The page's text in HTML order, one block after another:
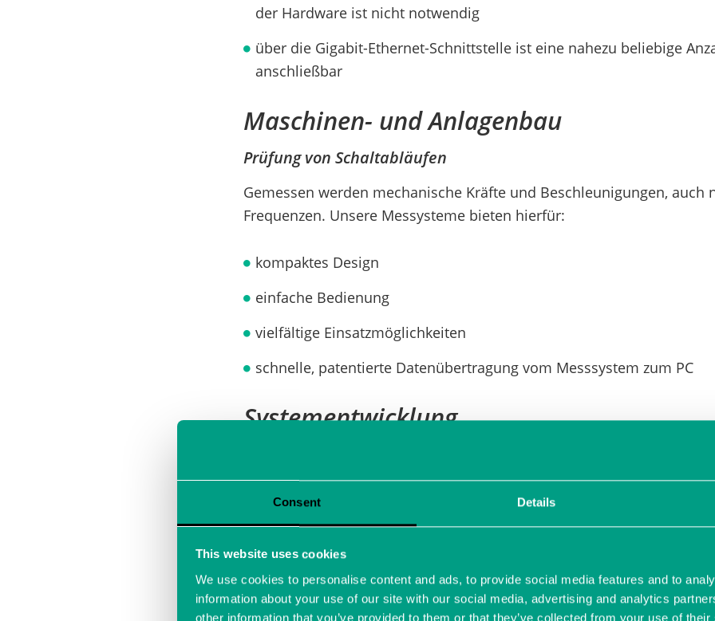
Consent Details
This website uses cookies
We use cookies to personalise content and ads, to provide social media features and to
information about your use of our site with our social media, advertising and analytics
other information that you’ve provided to them or that they’ve collected from your use of
der Hardware ist nicht notwendig
über die Gigabit-Ethernet-Schnittstelle ist eine nahezu beliebige
anschließbar
Maschinen- und Anlagenbau
Prüfung von Schaltabläufen
Gemessen werden mechanische Kräfte und Beschleunigungen, auch
Frequenzen. Unsere Messysteme bieten hierfür:
kompaktes Design
einfache Bedienung
vielfältige Einsatzmöglichkeiten
schnelle, patentierte Datenübertragung vom Messsystem zum PC
Systementwicklung
Messsystemen: ADCstamp.
Als einAD-Wandler System-On-Modulelässt sich der ADCstamp
Systemumgebung integrieren. Damit bekommen Entwickler die
Messkanal mit hochpräziser Messtechnik, für welche die
schon mehr als 25 Jahre bekannt ist, in ihr eigenes System zu
einen solchen Kanal selbst designen zu müssen. Das spart eine